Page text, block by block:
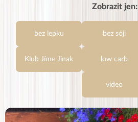
Zobrazit jen:
bez lepku bez sóji
Klub Jíme Jinak low carb
video